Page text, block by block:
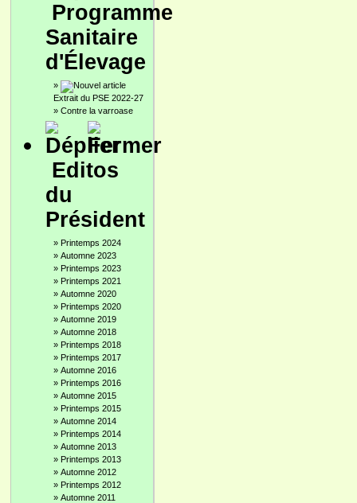
Programme
Sanitaire
d'Élevage
»
Extrait du PSE 2022-27
» Contre la varroase
Editos
du
Président
» Printemps 2024
» Automne 2023
» Printemps 2023
» Printemps 2021
» Automne 2020
» Printemps 2020
» Automne 2019
» Automne 2018
» Printemps 2018
» Printemps 2017
» Automne 2016
» Printemps 2016
» Automne 2015
» Printemps 2015
» Automne 2014
» Printemps 2014
» Automne 2013
» Printemps 2013
» Automne 2012
» Printemps 2012
» Automne 2011